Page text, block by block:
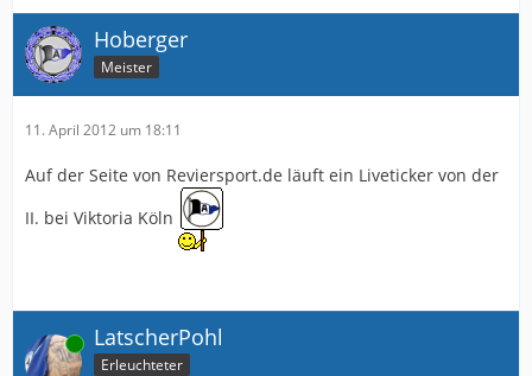
Hoberger
Meister
11. April 2012 um 18:11
Auf der Seite von Reviersport.de läuft ein Liveticker von der
II. bei Viktoria Köln
Online LatscherPohl
Erleuchteter